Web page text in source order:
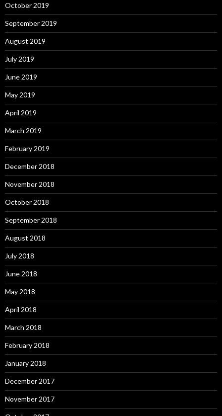
October 2019
September 2019
August 2019
July 2019
June 2019
May 2019
April 2019
March 2019
February 2019
December 2018
November 2018
October 2018
September 2018
August 2018
July 2018
June 2018
May 2018
April 2018
March 2018
February 2018
January 2018
December 2017
November 2017